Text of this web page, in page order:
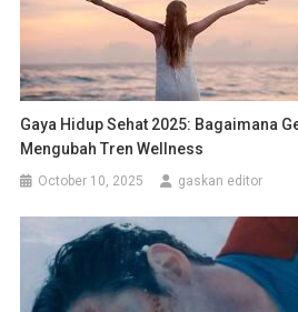
Gaya Hidup Sehat 2025: Bagaimana
Mengubah Tren Wellness
October 10, 2025 gaskan editor